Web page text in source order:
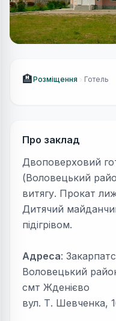
🏨Розміщення Готель
Про заклад
Двоповерховий
(Воловецький
витягу. Прокат
Дитячий
підігрівом.
Адреса:
Воловецький
смт Жденієво
вул. Т. Шевченка,